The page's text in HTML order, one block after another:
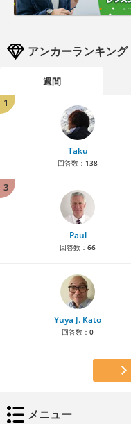
アンカーランキング
週間
1
Taku
回答数： 138
3
Paul
回答数： 66
Yuya J. Kato
回答数： 0
メニュー